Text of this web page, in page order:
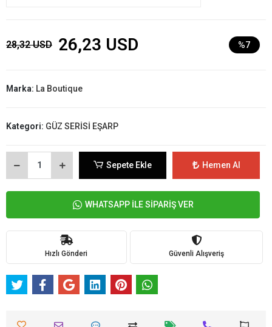
28,32 USD 26,23 USD %7
Marka: La Boutique
Kategori: GÜZ SERİSİ EŞARP
Sepete Ekle Hemen Al
WHATSAPP İLE SİPARİŞ VER
Hızlı Gönderi Güvenli Alışveriş